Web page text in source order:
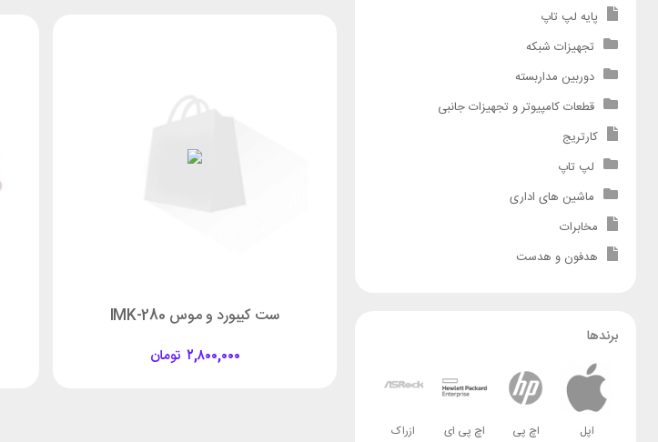
ست کیبورد و موس IMK-280
تومان ۲,۸۰۰,۰۰۰
پایه لپ تاپ
تجهیزات شبکه
دوربین مداربسته
قطعات کامپیوتر و تجهیزات جانبی
کارتریج
لپ تاپ
ماشین های اداری
مخابرات
هدفون و هدست
برندها
اپل اچ پی اچ پی ای ازراک